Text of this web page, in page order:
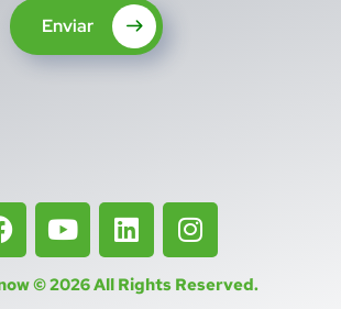
Enviar
© 2026All Rights Reserved.